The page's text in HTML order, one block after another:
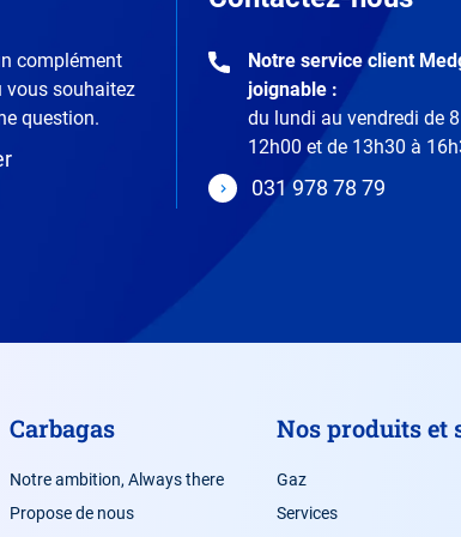
complément
souhaitez
question.
Notre service client
joignable :
du lundi au vendredi de
12h00 et de 13h30 à
031 978 78 79
Carbagas
Notre ambition, Always there
Propose de nous
Nos produits et
Gaz
Services